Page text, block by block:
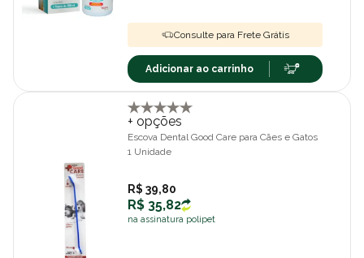
Consulte para Frete Grátis
Adicionar ao carrinho
+ opções
Escova Dental Good Care para Cães e Gatos
1 Unidade
R$ 39,80
R$ 35,82
na assinatura polipet